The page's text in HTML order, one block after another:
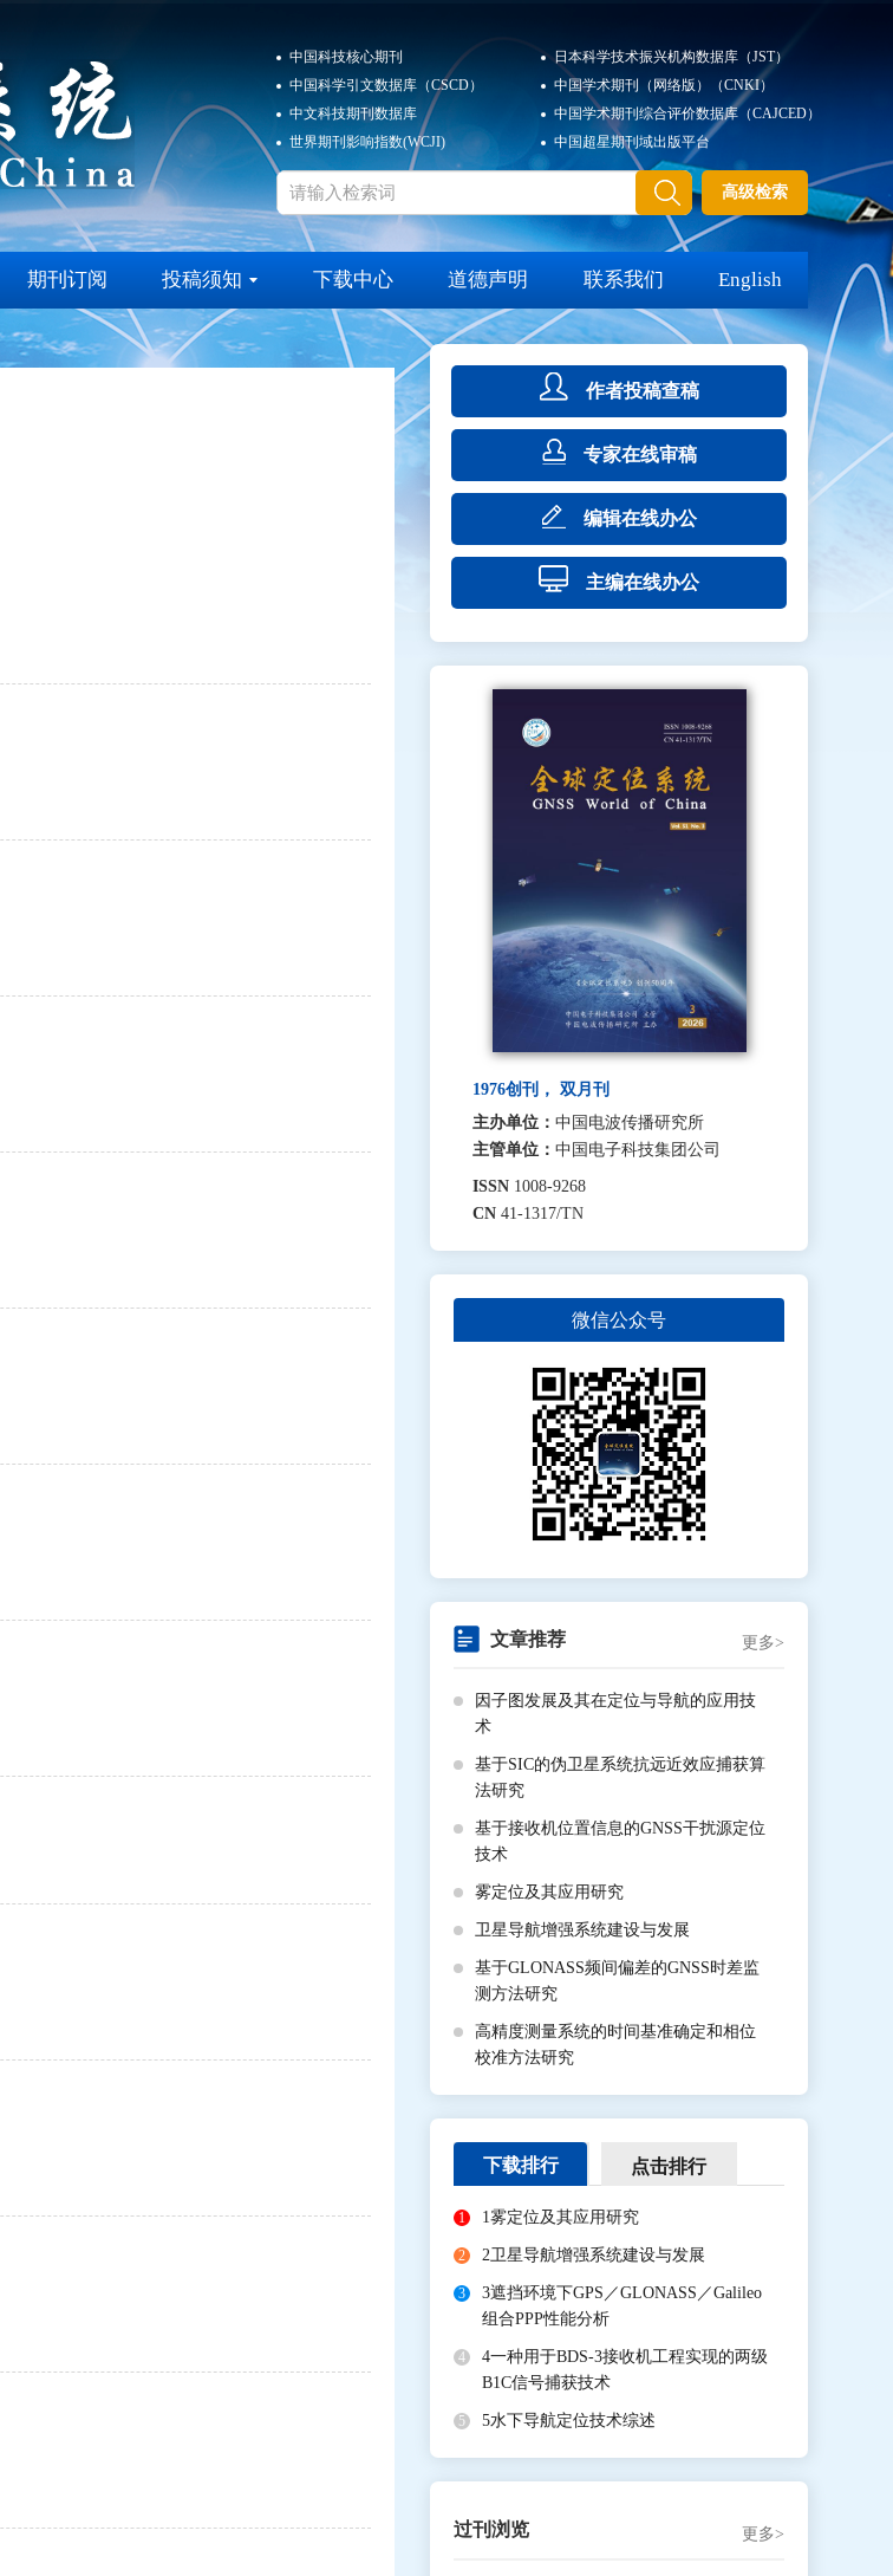
中国科技核心期刊
中国科学引文数据库（CSCD）
中文科技期刊数据库
世界期刊影响指数(WCJI)
日本科学技术振兴机构数据库（JST）
中国学术期刊（网络版）（CNKI）
中国学术期刊综合评价数据库（CAJCED）
中国超星期刊域出版平台
高级检索
期刊订阅 投稿须知 下载中心 道德声明 联系我们 English
作者投稿查稿
专家在线审稿
编辑在线办公
主编在线办公
1976创刊， 双月刊
主办单位： 中国电波传播研究所
主管单位： 中国电子科技集团公司
ISSN 1008-9268
CN 41-1317/TN
微信公众号
文章推荐 更多>
因子图发展及其在定位与导航的应用技
术
基于SIC的伪卫星系统抗远近效应捕获算
法研究
基于接收机位置信息的GNSS干扰源定位
技术
雾定位及其应用研究
卫星导航增强系统建设与发展
基于GLONASS频间偏差的GNSS时差监
测方法研究
高精度测量系统的时间基准确定和相位
校准方法研究
下载排行 点击排行
1 1雾定位及其应用研究
2 2卫星导航增强系统建设与发展
3 3遮挡环境下GPS／GLONASS／Galileo
组合PPP性能分析
4 4一种用于BDS-3接收机工程实现的两级
B1C信号捕获技术
5 5水下导航定位技术综述
过刊浏览 更多>